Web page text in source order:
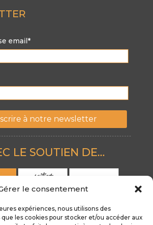
le consentement
expériences, nous utilisons des
les cookies pour stocker et/ou accéder aux
email*
LE SOUTIEN DE…